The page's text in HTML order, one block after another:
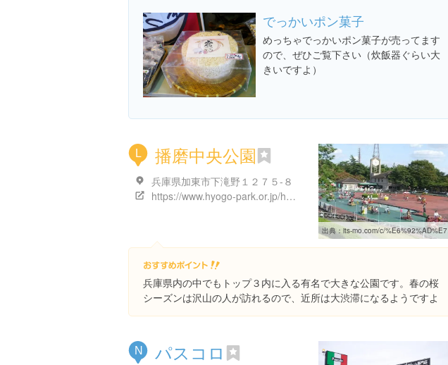
でっかいポン菓子
めっちゃでっかいポン菓子が売ってます
ので、ぜひご覧下さい（炊飯器ぐらい大
きいですよ）
L 播磨中央公園
兵庫県加東市下滝野１２７５-８
https://www.hyogo-park.or.jp/harima/
出典： its-mo.com/c/%E6%92%AD%E7%A3%A8%E4%B8%AD%E5%A4%AE%E5%85%AC%E5%9C%92%E3%82%B5%E3%82%A4%E3%82%AF%E3%83%AB%E3%83%A9%E3%83%B3%E3%83%89/DIDX_ZPOI,00000000000001944510
兵庫県内の中でもトップ３内に入る有名で大きな公園です。春の桜
シーズンは沢山の人が訪れるので、近所は大渋滞になるようですよ
N パスコロ